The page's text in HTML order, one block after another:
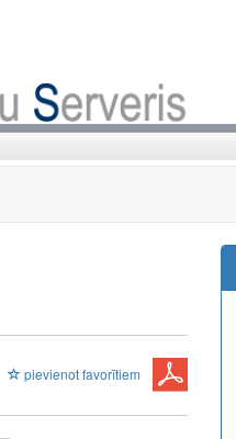
pievienot favorītiem